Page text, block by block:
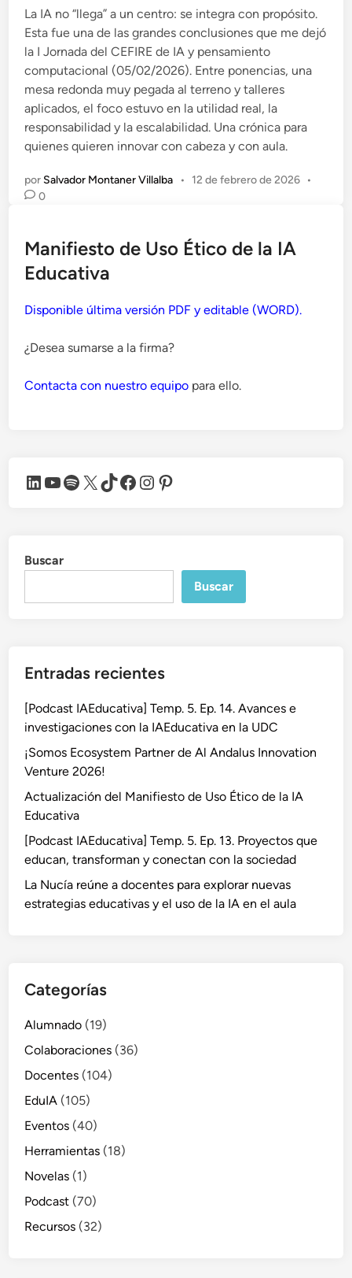
d
o
e
n
La IA no “llega” a un centro: se integra con propósito.
Esta fue una de las grandes conclusiones que me dejó
la I Jornada del CEFIRE de IA y pensamiento
computacional (05/02/2026). Entre ponencias, una
mesa redonda muy pegada al terreno y talleres
aplicados, el foco estuvo en la utilidad real, la
responsabilidad y la escalabilidad. Una crónica para
quienes quieren innovar con cabeza y con aula.
por Salvador Montaner Villalba • 12 de febrero de 2026 •
0
Manifiesto de Uso Ético de la IA
Educativa
Disponible última versión PDF y editable (WORD).
¿Desea sumarse a la firma?
Contacta con nuestro equipo para ello.
LinkedIn
YouTube
Spotify
X TikTok
Facebook
Instagram
Pinterest
Buscar
Buscar
Entradas recientes
[Podcast IAEducativa] Temp. 5. Ep. 14. Avances e
investigaciones con la IAEducativa en la UDC
¡Somos Ecosystem Partner de Al Andalus Innovation
Venture 2026!
Actualización del Manifiesto de Uso Ético de la IA
Educativa
[Podcast IAEducativa] Temp. 5. Ep. 13. Proyectos que
educan, transforman y conectan con la sociedad
La Nucía reúne a docentes para explorar nuevas
estrategias educativas y el uso de la IA en el aula
Categorías
Alumnado (19)
Colaboraciones (36)
Docentes (104)
EduIA (105)
Eventos (40)
Herramientas (18)
Novelas (1)
Podcast (70)
Recursos (32)